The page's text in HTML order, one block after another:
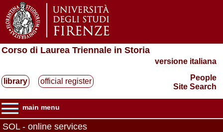
Corso di Laurea Triennale in Storia
versione italiana
library official register
People
Site Search
main menu
SOL - online services